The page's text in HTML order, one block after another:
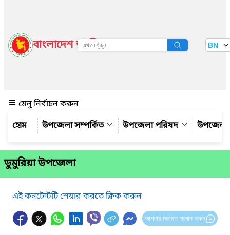
বাংলাদেশ জাতীয় তথ্য বাতায়ন BN
মেনু নির্বাচন করুন
উপজেলা সম্পর্কিত
উপজেলা পরিষদ উপজেলা
ডুমুরিয়া উপজেলা
এই কনটেন্টটি শেয়ার করতে ক্লিক করুন
আপনার মতামত প্রদান করুন